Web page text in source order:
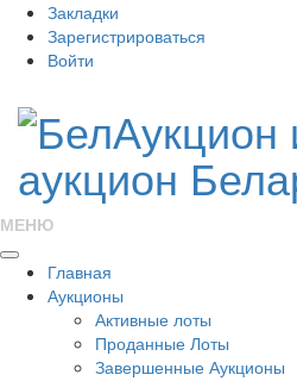
Закладки
Зарегистрироваться
Войти
МЕНЮ
Главная
Аукционы
Активные лоты
Проданные Лоты
Завершенные Аукционы